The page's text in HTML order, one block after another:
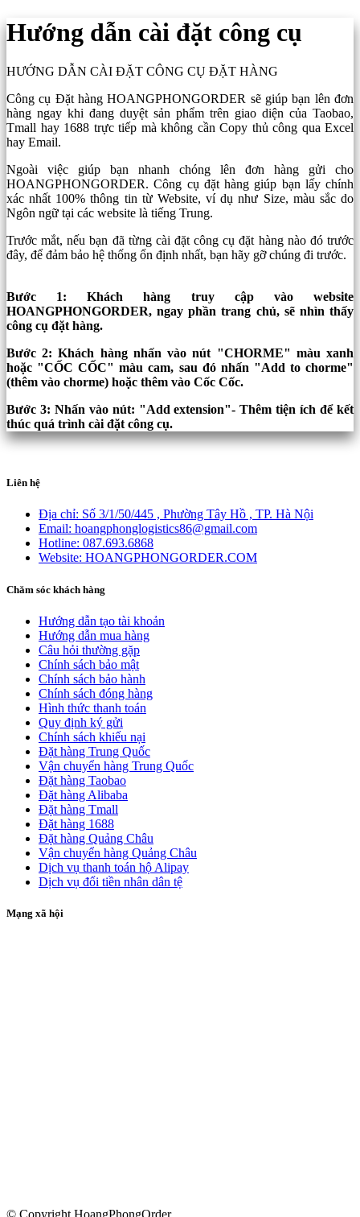
Hướng dẫn cài đặt công cụ
HƯỚNG DẪN CÀI ĐẶT CÔNG CỤ ĐẶT HÀNG
Công cụ Đặt hàng HOANGPHONGORDER sẽ giúp bạn lên đơn
hàng ngay khi đang duyệt sản phẩm trên giao diện của Taobao,
Tmall hay 1688 trực tiếp mà không cần Copy thủ công qua Excel
hay Email.
Ngoài việc giúp bạn nhanh chóng lên đơn hàng gửi cho
HOANGPHONGORDER. Công cụ đặt hàng giúp bạn lấy chính
xác nhất 100% thông tin từ Website, ví dụ như Size, màu sắc do
Ngôn ngữ tại các website là tiếng Trung.
Trước mắt, nếu bạn đã từng cài đặt công cụ đặt hàng nào đó trước
đây, để đảm bảo hệ thống ổn định nhất, bạn hãy gỡ chúng đi trước.
Bước 1: Khách hàng truy cập vào website
HOANGPHONGORDER, ngay phần trang chủ, sẽ nhìn thấy
công cụ đặt hàng.
Bước 2: Khách hàng nhấn vào nút "CHORME" màu xanh
hoặc "CỐC CỐC" màu cam, sau đó nhấn "Add to chorme"
(thêm vào chorme) hoặc thêm vào Cốc Cốc.
Bước 3: Nhấn vào nút: "Add extension"- Thêm tiện ích để kết
thúc quá trình cài đặt công cụ.
Liên hệ
Địa chỉ: Số 3/1/50/445 , Phường Tây Hồ , TP. Hà Nội
Email: hoangphonglogistics86@gmail.com
Hotline: 087.693.6868
Website: HOANGPHONGORDER.COM
Chăm sóc khách hàng
Hướng dẫn tạo tài khoản
Hướng dẫn mua hàng
Câu hỏi thường gặp
Chính sách bảo mật
Chính sách bảo hành
Chính sách đóng hàng
Hình thức thanh toán
Quy định ký gửi
Chính sách khiếu nại
Đặt hàng Trung Quốc
Vận chuyển hàng Trung Quốc
Đặt hàng Taobao
Đặt hàng Alibaba
Đặt hàng Tmall
Đặt hàng 1688
Đặt hàng Quảng Châu
Vận chuyển hàng Quảng Châu
Dịch vụ thanh toán hộ Alipay
Dịch vụ đổi tiền nhân dân tệ
Mạng xã hội